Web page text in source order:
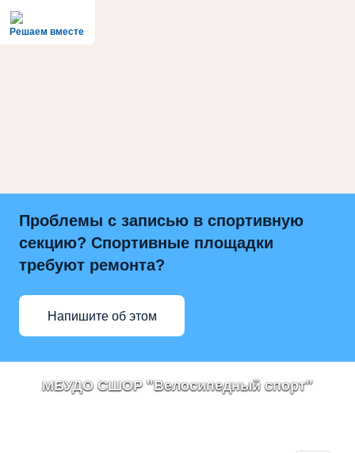
Решаем вместе
Проблемы с записью в спортивную
секцию? Спортивные площадки
требуют ремонта?
Напишите об этом
МБУДО СШОР "Велосипедный спорт"